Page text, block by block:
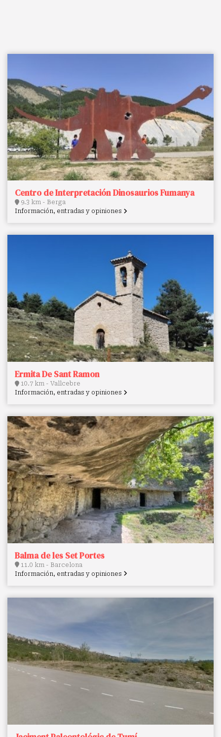
Centro de Interpretación Dinosaurios Fumanya
9.3 km - Berga
Información, entradas y opiniones
Ermita De Sant Ramon
10.7 km - Vallcebre
Información, entradas y opiniones
Balma de les Set Portes
11.0 km - Barcelona
Información, entradas y opiniones